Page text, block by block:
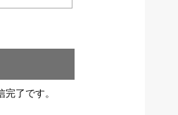
了です。